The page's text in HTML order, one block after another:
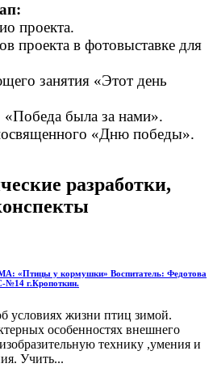
проекта.
проекта в фотовыставке для
занятия «Этот день
была за нами».
«Дню победы».
разработки,
«Птицы у кормушки» Воспитатель: Федотова
г.Кропоткин.
условиях жизни птиц зимой.
особенностях внешнего
технику ,умения и
Учить...